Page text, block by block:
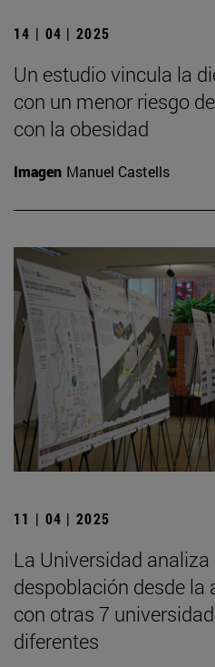
14 | 04 | 2025
Un estudio vincula la
con un menor riesgo
con la obesidad
Imagen Manuel Castells
11 | 04 | 2025
La Universidad
despoblación desde
con otras 7
diferentes